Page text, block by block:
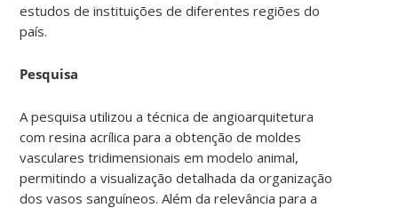
estudos de instituições de diferentes regiões do
país.
Pesquisa
A pesquisa utilizou a técnica de angioarquitetura
com resina acrílica para a obtenção de moldes
vasculares tridimensionais em modelo animal,
permitindo a visualização detalhada da organização
dos vasos sanguíneos. Além da relevância para a